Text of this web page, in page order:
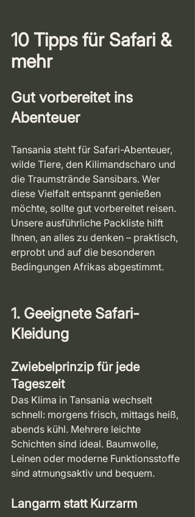
10 Tipps für Safari &
mehr
Gut vorbereitet ins
Abenteuer
Tansania steht für Safari-Abenteuer,
wilde Tiere, den Kilimandscharo und
die Traumstrände Sansibars. Wer
diese Vielfalt entspannt genießen
möchte, sollte gut vorbereitet reisen.
Unsere ausführliche Packliste hilft
Ihnen, an alles zu denken – praktisch,
erprobt und auf die besonderen
Bedingungen Afrikas abgestimmt.
1. Geeignete Safari-
Kleidung
Zwiebelprinzip für jede
Tageszeit
Das Klima in Tansania wechselt
schnell: morgens frisch, mittags heiß,
abends kühl. Mehrere leichte
Schichten sind ideal. Baumwolle,
Leinen oder moderne Funktionsstoffe
sind atmungsaktiv und bequem.
Langarm statt Kurzarm